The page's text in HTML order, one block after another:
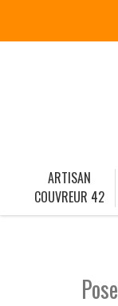
ARTISAN
COUVREUR 42